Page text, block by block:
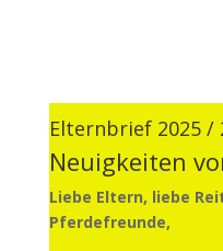
Elternbrief 2025 /
Neuigkeiten
Liebe Eltern, liebe
Pferdefreunde,